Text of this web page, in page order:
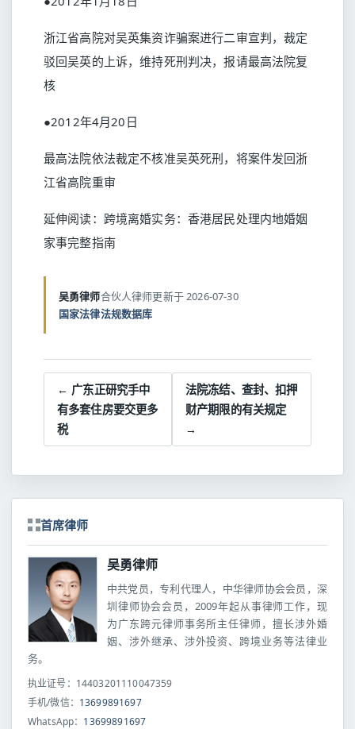
浙江省高院对吴英集资诈骗案进行二审宣判，裁定
驳回吴英的上诉，维持死刑判决，报请最高法院复
核
●2012年4月20日
最高法院依法裁定不核准吴英死刑，将案件发回浙
江省高院重审
延伸阅读： 跨境离婚实务：香港居民处理内地婚姻
家事完整指南
吴勇律师合伙人律师更新于 2026-07-30
国家法律法规数据库
← 广东正研究手中
有多套住房要交更多
税
法院冻结、查封、扣押
财产期限的有关规定
→
首席律师
吴勇律师
中共党员，专利代理人，中华律师协会会员，深
圳律师协会会员，2009年起从事律师工作，现
为广东跨元律师事务所主任律师，擅长涉外婚
姻、涉外继承、涉外投资、跨境业务等法律业
务。
执业证号：14403201110047359
手机/微信： 13699891697
WhatsApp： 13699891697